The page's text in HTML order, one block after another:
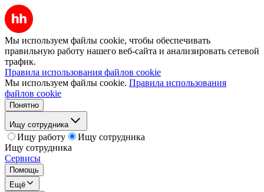
Мы используем файлы cookie, чтобы обеспечивать
правильную работу нашего веб-сайта и анализировать сетевой
трафик.
Правила использования файлов cookie
Мы используем файлы cookie. Правила использования
файлов cookie
Понятно
Ищу сотрудника
Ищу работу
Ищу сотрудника
Ищу сотрудника
Сервисы
Помощь
Ещё